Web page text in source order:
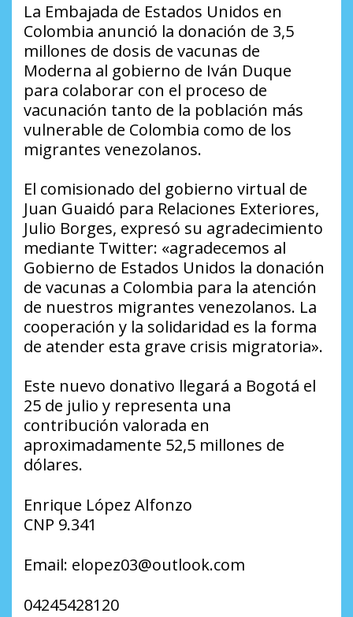
La Embajada de Estados Unidos en
Colombia anunció la donación de 3,5
millones de dosis de vacunas de
Moderna al gobierno de Iván Duque
para colaborar con el proceso de
vacunación tanto de la población más
vulnerable de Colombia como de los
migrantes venezolanos.
El comisionado del gobierno virtual de
Juan Guaidó para Relaciones Exteriores,
Julio Borges, expresó su agradecimiento
mediante Twitter: «agradecemos al
Gobierno de Estados Unidos la donación
de vacunas a Colombia para la atención
de nuestros migrantes venezolanos. La
cooperación y la solidaridad es la forma
de atender esta grave crisis migratoria».
Este nuevo donativo llegará a Bogotá el
25 de julio y representa una
contribución valorada en
aproximadamente 52,5 millones de
dólares.
Enrique López Alfonzo
CNP 9.341
Email: elopez03@outlook.com
04245428120